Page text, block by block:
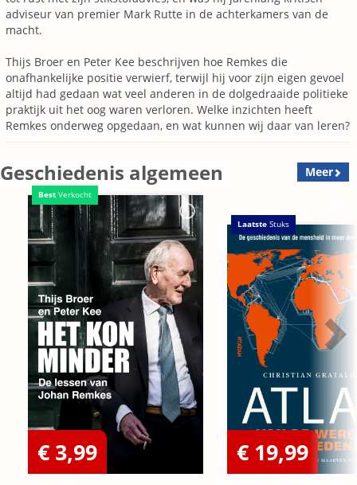
adviseur van premier Mark Rutte in de achterkamers van de
macht.
Thijs Broer en Peter Kee beschrijven hoe Remkes die
onafhankelijke positie verwierf, terwijl hij voor zijn eigen gevoel
altijd had gedaan wat veel anderen in de dolgedraaide politieke
praktijk uit het oog waren verloren. Welke inzichten heeft
Remkes onderweg opgedaan, en wat kunnen wij daar van leren?
Geschiedenis algemeen Meer
Best Verkocht
€ 3,99
Laatste Stuks
€ 19,99